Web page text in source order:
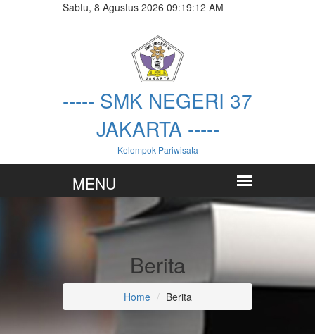
Sabtu, 8 Agustus 2026 09:19:13 AM
----- SMK NEGERI 37
JAKARTA -----
----- Kelompok Pariwisata -----
Berita
Home Berita